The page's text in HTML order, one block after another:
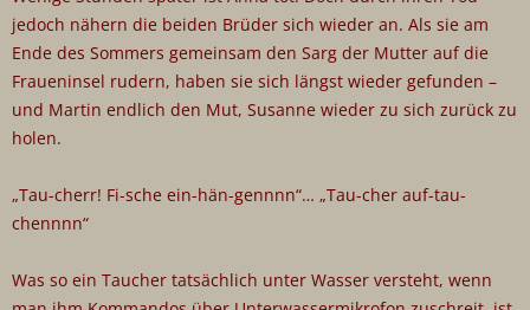
jedoch nähern die beiden Brüder sich wieder an. Als sie am
Ende des Sommers gemeinsam den Sarg der Mutter auf die
Fraueninsel rudern, haben sie sich längst wieder gefunden –
und Martin endlich den Mut, Susanne wieder zu sich zurück zu
holen.
„Tau-cherr! Fi-sche ein-hän-gennnn“… „Tau-cher auf-tau-
chennnn“
Was so ein Taucher tatsächlich unter Wasser versteht, wenn